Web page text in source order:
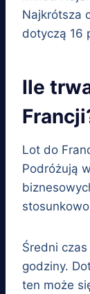
Najkrótsza
dotyczą 16
Ile
Lot do
Podróżują
Średni
godziny.
ten może